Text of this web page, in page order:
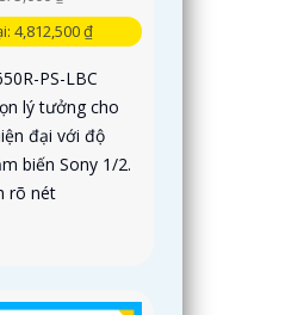
4,812,500 ₫
PS-LBC
lý tưởng cho
đại với độ
biến Sony 1/2.
rõ nét